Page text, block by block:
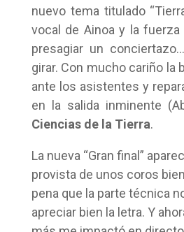
nuevo tema titulado
vocal de Ainoa y la fuerza
presagiar un
girar. Con mucho cariño la
ante los asistentes y
en la salida inminente
Ciencias de la Tierra.
La nueva “Gran final”
provista de unos coros
pena que la parte técnica
apreciar bien la letra. Y